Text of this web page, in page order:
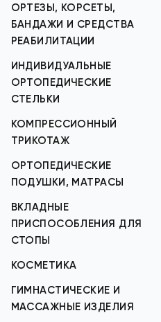
ОРТЕЗЫ, КОРСЕТЫ,
БАНДАЖИ И СРЕДСТВА
РЕАБИЛИТАЦИИ
ИНДИВИДУАЛЬНЫЕ
ОРТОПЕДИЧЕСКИЕ
СТЕЛЬКИ
КОМПРЕССИОННЫЙ
ТРИКОТАЖ
ОРТОПЕДИЧЕСКИЕ
ПОДУШКИ, МАТРАСЫ
ВКЛАДНЫЕ
ПРИСПОСОБЛЕНИЯ ДЛЯ
СТОПЫ
КОСМЕТИКА
ГИМНАСТИЧЕСКИЕ И
МАССАЖНЫЕ ИЗДЕЛИЯ